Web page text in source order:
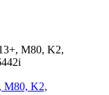
M80, K2,